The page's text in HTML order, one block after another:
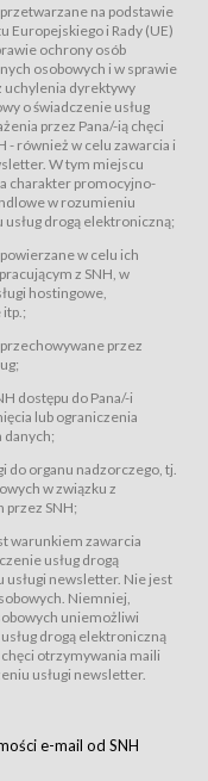
w Serwisie;
z
2 pkt. 4 i 5 poniżej, których
Usługobiorców
ustawy z dnia 18 lipca
z 2002 r., Nr 144, poz.
materiałów
Serwisie,
Karnetów i Biletów,
w Sklepie.
elektroniczną (Dz.U. z 2002
są nieodpłatnie.
do Serwisu jest otwarty dla
jest zobowiązany
Serwisie oraz zamówienie
do tego formularza
dla wszystkich
Regulaminu.
postanowień Regulaminu
za
na podstawie
Europejskiego i Rady (UE)
ochrony osób
osobowych i w sprawie
uchylenia dyrektywy
o świadczenie usług
przez Pana/-ią chęci
- również w celu zawarcia i
W tym miejscu
charakter promocyjno-
w rozumieniu
usług drogą elektroniczną;
w celu ich
z SNH, w
hostingowe,
przez
dostępu do Pana/-i
lub ograniczenia
danych;
do organu nadzorczego, tj.
w związku z
przez SNH;
warunkiem zawarcia
usług drogą
usługi newsletter. Nie jest
Niemniej,
uniemożliwi
drogą elektroniczną
otrzymywania maili
usługi newsletter.
e-mail od SNH